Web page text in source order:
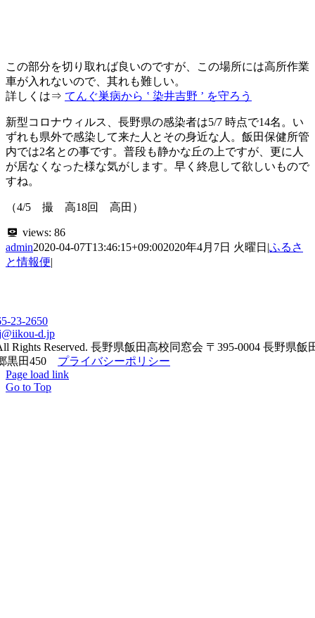
この部分を切り取れば良いのですが、この場所には高所作業
車が入れないので、其れも難しい。
詳しくは⇒ てんぐ巣病から ‛ 染井吉野 ’ を守ろう
新型コロナウィルス、長野県の感染者は5/7 時点で14名。い
ずれも県外で感染して来た人とその身近な人。飯田保健所管
内では2名との事です。普段も静かな丘の上ですが、更に人
が居なくなった様な気がします。早く終息して欲しいもので
すね。
（4/5 撮 高18回 高田）
views: 86
admin2020-04-07T13:46:15+09:002020年4月7日 火曜日 |ふるさ
と情報便|
23-2650
d.jp
Rights Reserved. 長野県飯田高校同窓会 〒395-0004 長野県飯
黒田450 プライバシーポリシー
Page load link
Go to Top